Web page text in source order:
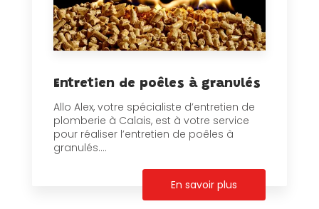
Entretien de poêles à granulés
Allo Alex, votre spécialiste d’entretien de
plomberie à Calais, est à votre service
pour réaliser l’entretien de poêles à
granulés....
En savoir plus